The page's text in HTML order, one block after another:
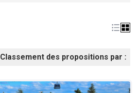
Classement des propositions par :